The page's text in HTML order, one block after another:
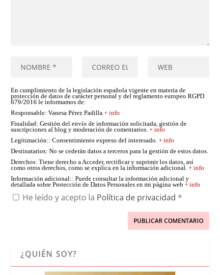
En cumplimiento de la legislación española vigente en materia de
protección de datos de carácter personal y del reglamento europeo RGPD
679/2016 le informamos de:
Responsable: Vanesa Pérez Padilla+ info
Finalidad: Gestión del envío de información solicitada, gestión de
suscripciones al blog y moderación de comentarios.+ info
Legitimación:: Consentimiento expreso del interesado.+ info
Destinatarios: No se cederán datos a terceros para la gestión de estos datos.
Derechos: Tiene derecho a Acceder, rectificar y suprimir los datos, así
como otros derechos, como se explica en la información adicional.+ info
Información adicional:: Puede consultar la información adicional y
detallada sobre Protección de Datos Personales en mi página web+ info
He leído y acepto la Política de privacidad *
¿QUIÉN SOY?